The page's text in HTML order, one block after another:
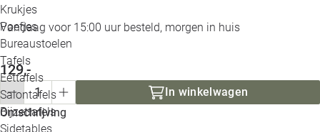
Krukjes
Poefjes
Bureaustoelen
Tafels
Eettafels
Salontafels
Bijzettafels
Sidetables
Vandaag voor 15:00 uur besteld, morgen in huis
129,-
In winkelwagen
Omschrijving